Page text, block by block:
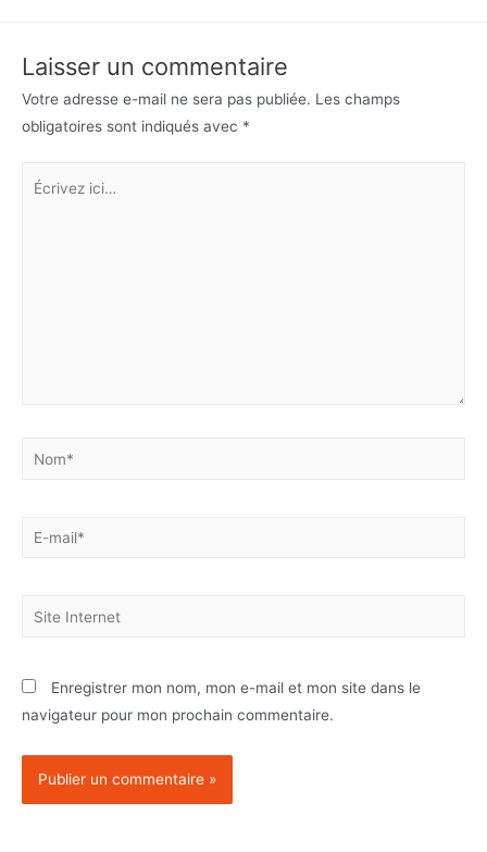
Laisser un commentaire
Votre adresse e-mail ne sera pas publiée. Les champs
obligatoires sont indiqués avec *
Enregistrer mon nom, mon e-mail et mon site dans le
navigateur pour mon prochain commentaire.